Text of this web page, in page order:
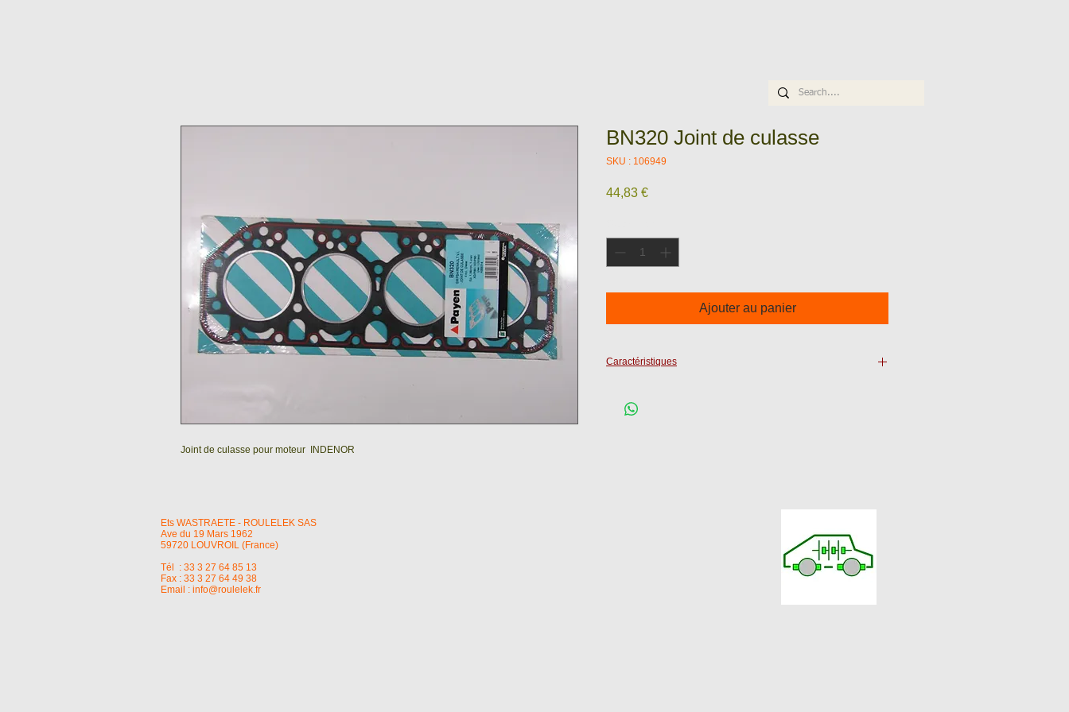
Joint de culasse pour moteur INDENOR
BN320 Joint de culasse
SKU : 106949
44,83 €Prix
Ajouter au panier
Caractéristiques
Ets WASTRAETE - ROULELEK SAS
Ave du 19 Mars 1962
59720 LOUVROIL (France)
Tél : 33 3 27 64 85 13
Fax : 33 3 27 64 49 38
Email : info@roulelek.fr